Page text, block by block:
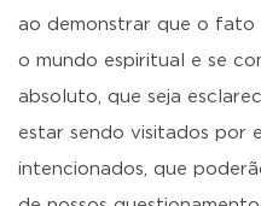
ao demonstrar que o
o mundo espiritual e se
absoluto, que seja
estar sendo visitados por
intencionados, que